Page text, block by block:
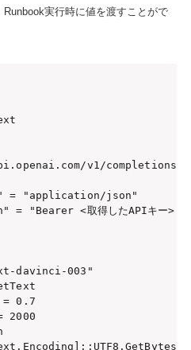
実行時に値を渡すことがで
v1/completions"
= "application/json"
= "Bearer <取得したAPIキー>"
davinci-003"
= 0.7
2000